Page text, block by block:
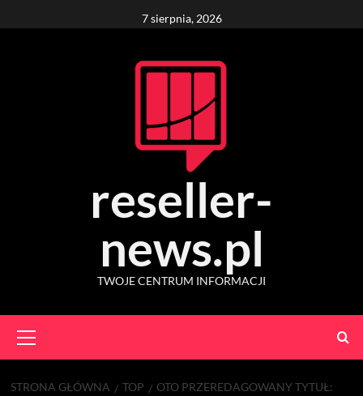
to
7 sierpnia, 2026
reseller-
news.pl
TWOJE CENTRUM INFORMACJI
Menu
STRONA GŁÓWNA TOP
OTO PRZEREDAGOWANY TYTUŁ: